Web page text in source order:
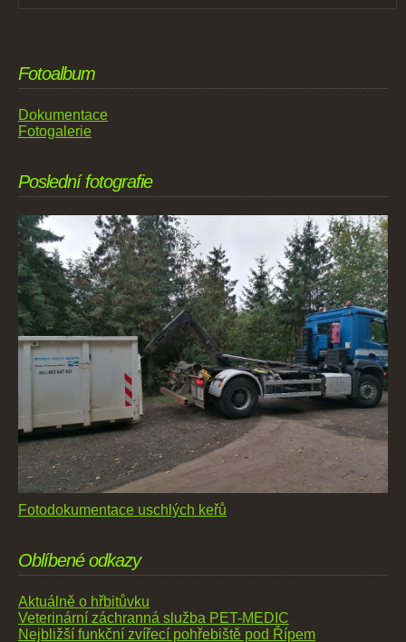
Fotoalbum
Dokumentace
Fotogalerie
Poslední fotografie
Fotodokumentace uschlých keřů
Oblíbené odkazy
Aktuálně o hřbitůvku
Veterinární záchranná služba PET-MEDIC
Nejbližší funkční zvířecí pohřebiště pod Řípem